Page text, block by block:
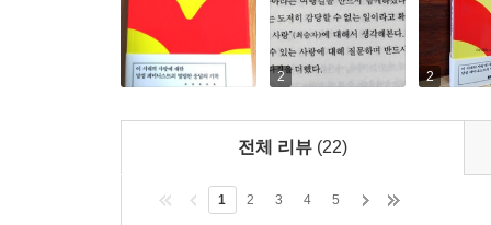
위대한 사랑은 그 자신이 사랑할 대상을 먼저 창
안해나갈 것이다. 사유하는 사랑은 분명, 무모하고
--- p.304
한다.” 저자는 말한다. “가볍게, 춤추듯, 반복하
아니다. 물음과 시도와 행위 속에서 늘 실현되는 것
2 2
전체 리뷰 (22)
1 2 3 4 5